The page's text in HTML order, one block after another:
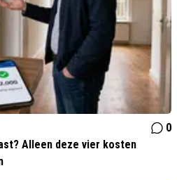
0
Alleen deze vier kosten